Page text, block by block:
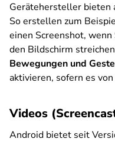
Gerätehersteller bieten
So erstellen zum
einen Screenshot,
den Bildschirm
Bewegungen und
aktivieren, sofern es
Videos
Android bietet seit